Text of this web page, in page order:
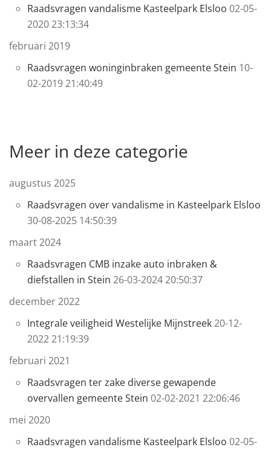
Raadsvragen vandalisme Kasteelpark Elsloo 02-05-
2020 23:13:34
februari 2019
Raadsvragen woninginbraken gemeente Stein 10-
02-2019 21:40:49
Meer in deze categorie
augustus 2025
Raadsvragen over vandalisme in Kasteelpark Elsloo
30-08-2025 14:50:39
maart 2024
Raadsvragen CMB inzake auto inbraken &
diefstallen in Stein 26-03-2024 20:50:37
december 2022
Integrale veiligheid Westelijke Mijnstreek20-12-
2022 21:19:39
februari 2021
Raadsvragen ter zake diverse gewapende
overvallen gemeente Stein 02-02-2021 22:06:46
mei 2020
Raadsvragen vandalisme Kasteelpark Elsloo 02-05-